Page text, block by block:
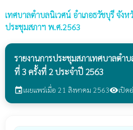
เทศบาลตำบลนิเวศน์ อำเภอธวัชบุรี จังห
ประชุมสภาฯ พ.ศ.2563
รายงานการประชุมสภาเทศบาลตำ
ที่ 3 ครั้งที่ 2 ประจำปี 2563
eventเผยแพร่เมื่อ 21 สิงหาคม 2563visibilityเปิด